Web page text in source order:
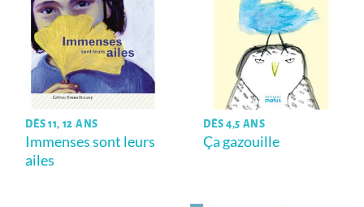
DÈS 11, 12 ANS
Immenses sont leurs
ailes
DÈS 4,5 ANS
Ça gazouille